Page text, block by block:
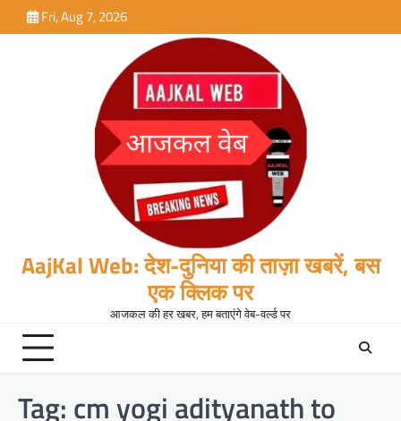
to
Fri, Aug 7, 2026
AajKal Web: देश-दुनिया की ताज़ा खबरें, बस
एक क्लिक पर
आजकल की हर खबर, हम बताएंगे वेब-वर्ल्ड पर
Tag: cm yogi adityanath to